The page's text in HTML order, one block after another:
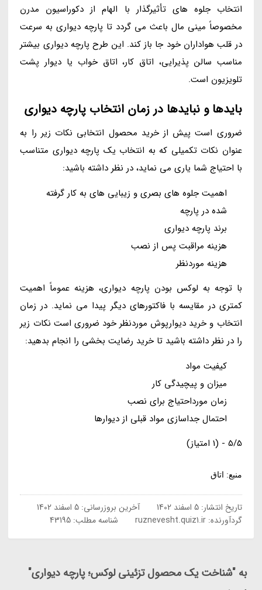
انتخاب جلوه های تأثیرگذار با الهام از دکوراسیون مدرن
مخصوصاً مینی مال باعث می گردد تا پارچه دیواری به سرعت
در قلب هواداران خود جا باز کند. این طرح پارچه دیواری بیشتر
مناسب سالن پذیرایی، اتاق کار، اتاق خواب یا دیوار پشت
تلویزیون است.
بایدها و نبایدها در زمان انتخاب پارچه دیواری
ضروری است پیش از خرید محصول انتخابی نکات زیر را به
عنوان نکات تکمیلی که به انتخاب یک پارچه دیواری متناسب
با احتیاج شما یاری می نماید، در نظر داشته باشید:
اهمیت جلوه های بصری و زیبایی های به کار گرفته
شده در پارچه
برند پارچه دیواری
هزینه مراقبت پس از نصب
هزینه موردنظر
با توجه به لوکس بودن پارچه دیواری، هزینه عموماً اهمیت
کمتری در مقایسه با فاکتورهای دیگر پیدا می نماید. در زمان
انتخاب و خرید دیوارپوش موردنظر خود ضروری است نکات زیر
را در نظر داشته باشید تا خرید رضایت بخشی را انجام بدهید:
کیفیت مواد
میزان و پیچیدگی کار
زمان مورداحتیاج برای نصب
احتمال جداسازی مواد قبلی از دیوارها
5/5 - (1 امتیاز)
منبع: اتاق
تاریخ انتشار:5 اسفند 1402 آخرین بروزرسانی:5 اسفند 1402
گردآورنده:ruznevesht.quiz1.ir شناسه مطلب: 43195
به "شناخت یک محصول تزئینی لوکس؛ پارچه دیواری"